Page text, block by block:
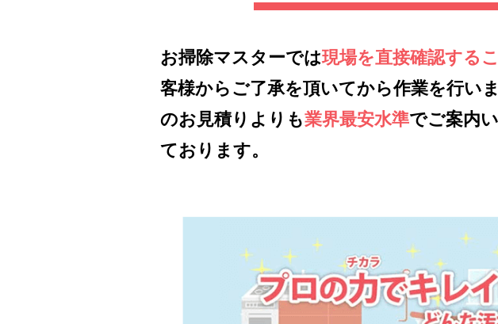
お掃除マスターでは現場を直接確認する
客様からご了承を頂いてから作業を行い
のお見積りよりも業界最安水準でご案内
ております。